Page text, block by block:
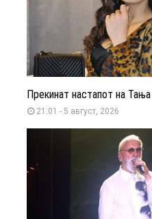
Прекинат настапот на
21:01 - 5 август, 2026